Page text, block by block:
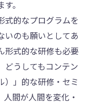
。
式的なプログラムを
いのも願いとしてあ
形式的な研修も必要
どうしてもコンテン
）」的な研修・セミ
間が人間を変化・